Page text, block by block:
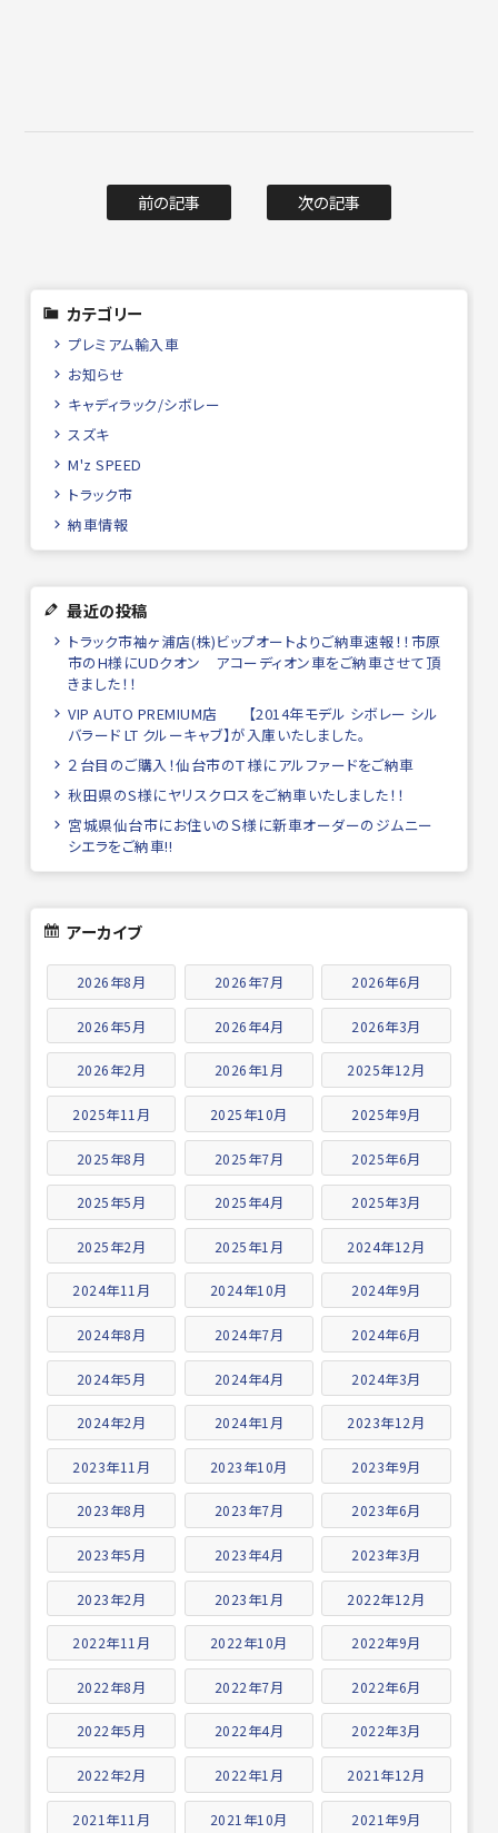
前の記事 次の記事
カテゴリー
プレミアム輸入車
お知らせ
キャディラック/シボレー
スズキ
M'z SPEED
トラック市
納車情報
最近の投稿
トラック市袖ヶ浦店(株)ビップオートよりご納車速報！！市原
市のH様にUDクオン アコーディオン車をご納車させて頂
きました！！
VIP AUTO PREMIUM店 【2014年モデル シボレー シル
バラード LT クルーキャブ】が入庫いたしました。
２台目のご購入！仙台市のＴ様にアルファードをご納車
秋田県のS様にヤリスクロスをご納車いたしました！！
宮城県仙台市にお住いのＳ様に新車オーダーのジムニー
シエラをご納車!!
アーカイブ
2026年8月 2026年7月 2026年6月
2026年5月 2026年4月 2026年3月
2026年2月 2026年1月 2025年12月
2025年11月 2025年10月 2025年9月
2025年8月 2025年7月 2025年6月
2025年5月 2025年4月 2025年3月
2025年2月 2025年1月 2024年12月
2024年11月 2024年10月 2024年9月
2024年8月 2024年7月 2024年6月
2024年5月 2024年4月 2024年3月
2024年2月 2024年1月 2023年12月
2023年11月 2023年10月 2023年9月
2023年8月 2023年7月 2023年6月
2023年5月 2023年4月 2023年3月
2023年2月 2023年1月 2022年12月
2022年11月 2022年10月 2022年9月
2022年8月 2022年7月 2022年6月
2022年5月 2022年4月 2022年3月
2022年2月 2022年1月 2021年12月
2021年11月 2021年10月 2021年9月